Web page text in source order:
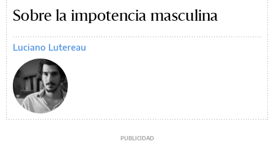
Sobre la impotencia masculina
Luciano Lutereau